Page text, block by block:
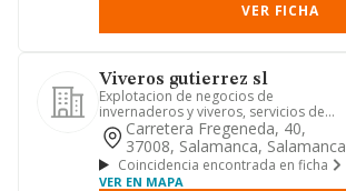
VER FICHA
Viveros gutierrez sl
Explotacion de negocios de
invernaderos y viveros, servicios de
mantenimiento y realizacion de jard...
Carretera Fregeneda, 40,
37008, Salamanca, Salamanca
Coincidencia encontrada en ficha
VER EN MAPA